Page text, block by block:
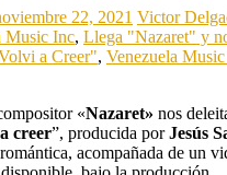
22, 2021 Victor
Music Inc, Llega "Nazaret" y
a Creer", Venezuela
«Nazaret» nos
creer”, producida porJesús
acompañada de un